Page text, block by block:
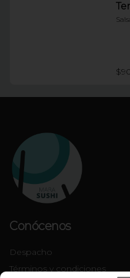
Conócenos
Despacho
Términos y condiciones